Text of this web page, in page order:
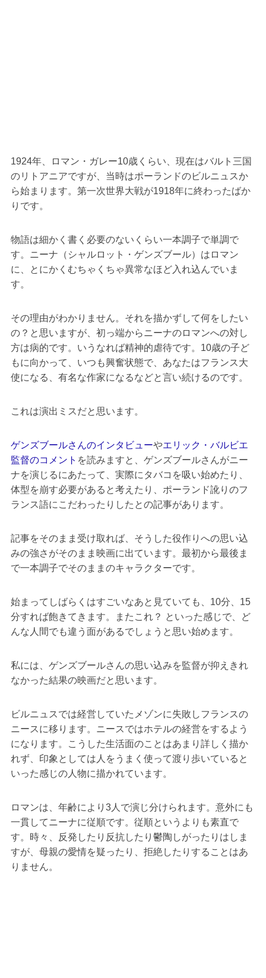
1924年、ロマン・ガレー10歳くらい、現在はバルト三国
のリトアニアですが、当時はポーランドのビルニュスか
ら始まります。第一次世界大戦が1918年に終わったばか
りです。
物語は細かく書く必要のないくらい一本調子で単調で
す。ニーナ（シャルロット・ゲンズブール）はロマン
に、とにかくむちゃくちゃ異常なほど入れ込んでいま
す。
その理由がわかりません。それを描かずして何をしたい
の？と思いますが、初っ端からニーナのロマンへの対し
方は病的です。いうなれば精神的虐待です。10歳の子ど
もに向かって、いつも興奮状態で、あなたはフランス大
使になる、有名な作家になるなどと言い続けるのです。
これは演出ミスだと思います。
ゲンズブールさんのインタビューやエリック・バルビエ
監督のコメント を読みますと、ゲンズブールさんがニー
ナを演じるにあたって、実際にタバコを吸い始めたり、
体型を崩す必要があると考えたり、ポーランド訛りのフ
ランス語にこだわったりしたとの記事があります。
記事をそのまま受け取れば、そうした役作りへの思い込
みの強さがそのまま映画に出ています。最初から最後ま
で一本調子でそのままのキャラクターです。
始まってしばらくはすごいなあと見ていても、10分、15
分すれば飽きてきます。またこれ？ といった感じで、ど
んな人間でも違う面があるでしょうと思い始めます。
私には、ゲンズブールさんの思い込みを監督が抑えきれ
なかった結果の映画だと思います。
ビルニュスでは経営していたメゾンに失敗しフランスの
ニースに移ります。ニースではホテルの経営をするよう
になります。こうした生活面のことはあまり詳しく描か
れず、印象としては人をうまく使って渡り歩いていると
いった感じの人物に描かれています。
ロマンは、年齢により3人で演じ分けられます。意外にも
一貫してニーナに従順です。従順というよりも素直で
す。時々、反発したり反抗したり鬱陶しがったりはしま
すが、母親の愛情を疑ったり、拒絶したりすることはあ
りません。